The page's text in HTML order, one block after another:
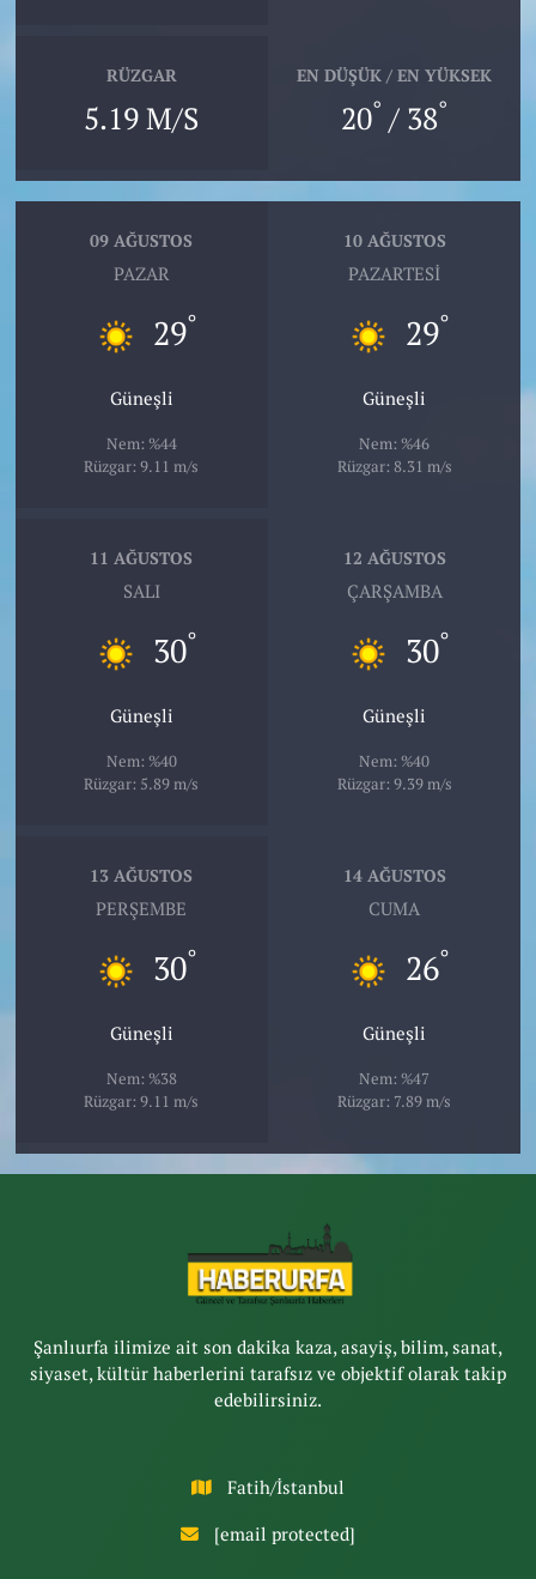
RÜZGAR
5.19 M/S
EN DÜŞÜK / EN YÜKSEK
20° / 38°
09 AĞUSTOS
PAZAR
29°
Güneşli
Nem: %44
Rüzgar: 9.11 m/s
10 AĞUSTOS
PAZARTESI
29°
Güneşli
Nem: %46
Rüzgar: 8.31 m/s
11 AĞUSTOS
SALI
30°
Güneşli
Nem: %40
Rüzgar: 5.89 m/s
12 AĞUSTOS
ÇARŞAMBA
30°
Güneşli
Nem: %40
Rüzgar: 9.39 m/s
13 AĞUSTOS
PERŞEMBE
30°
Güneşli
Nem: %38
Rüzgar: 9.11 m/s
14 AĞUSTOS
CUMA
26°
Güneşli
Nem: %47
Rüzgar: 7.89 m/s
Şanlıurfa ilimize ait son dakika kaza, asayiş, bilim, sanat,
siyaset, kültür haberlerini tarafsız ve objektif olarak takip
edebilirsiniz.
Fatih/İstanbul
[email protected]